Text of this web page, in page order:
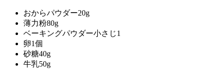
おからパウダー20g
薄力粉80g
ベーキングパウダー小さじ1
卵1個
砂糖40g
牛乳50g